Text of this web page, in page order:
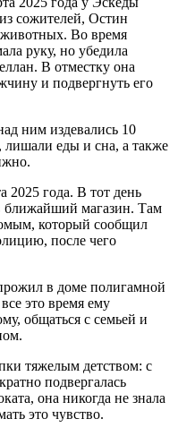
сожителей, Остин
животных. Во время
руку, но убедила
В отместку она
и подвергнуть его
ним издевались 10
еды и сна, а также
2025 года. В тот день
ближайший магазин. Там
который сообщил
после чего
в доме полигамной
это время ему
общаться с семьей и
тяжелым детством: с
подвергалась
она никогда не знала
это чувство.